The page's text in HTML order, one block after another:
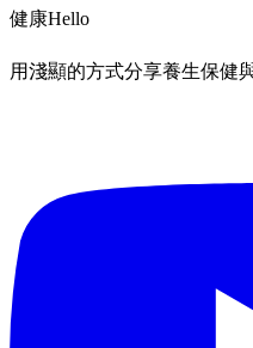
健康Hello
用淺顯的方式分享養生保健